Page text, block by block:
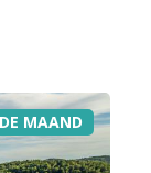
MAAND